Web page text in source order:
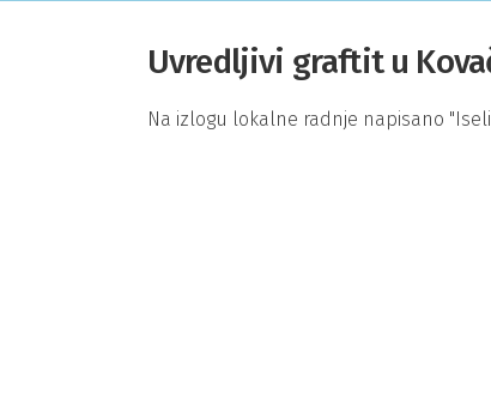
Uvredljivi graftit u
Na izlogu lokalne radnje napisano